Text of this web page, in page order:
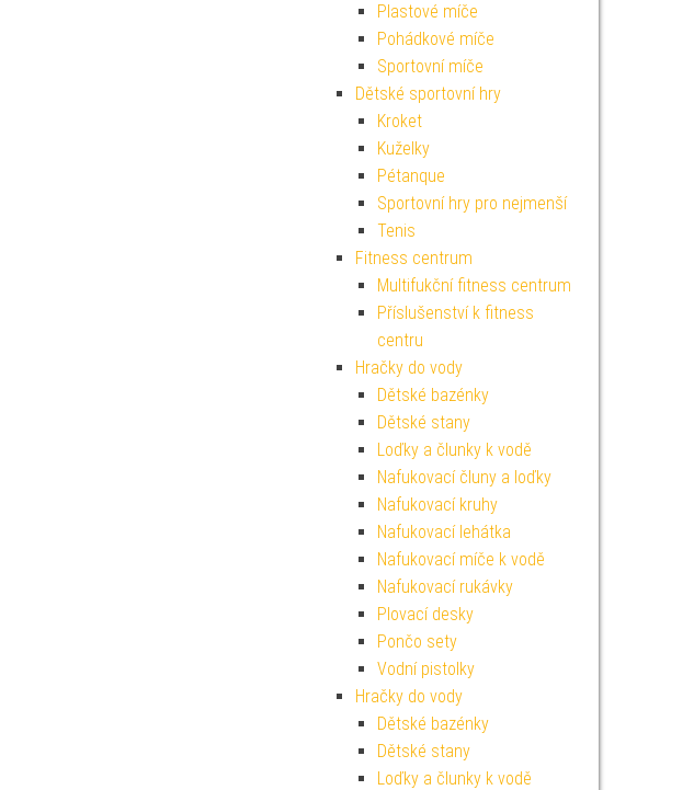
Plastové míče
Pohádkové míče
Sportovní míče
Dětské sportovní hry
Kroket
Kuželky
Pétanque
Sportovní hry pro nejmenší
Tenis
Fitness centrum
Multifukční fitness centrum
Příslušenství k fitness
centru
Hračky do vody
Dětské bazénky
Dětské stany
Loďky a člunky k vodě
Nafukovací čluny a loďky
Nafukovací kruhy
Nafukovací lehátka
Nafukovací míče k vodě
Nafukovací rukávky
Plovací desky
Pončo sety
Vodní pistolky
Hračky do vody
Dětské bazénky
Dětské stany
Loďky a člunky k vodě